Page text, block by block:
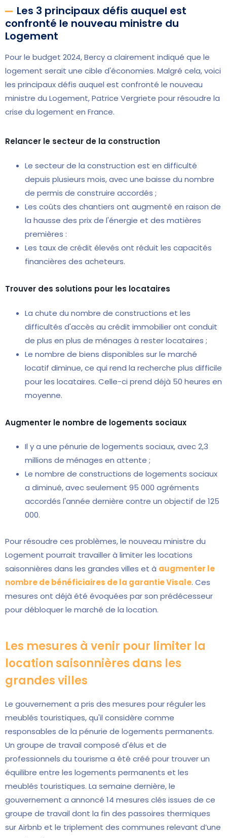
Les 3 principaux défis auquel est
confronté le nouveau ministre du
Logement
Pour le budget 2024, Bercy a clairement indiqué que le
logement serait une cible d'économies. Malgré cela, voici
les principaux défis auquel est confronté le nouveau
ministre du Logement, Patrice Vergriete pour résoudre la
crise du logement en France.
Relancer le secteur de la construction
Le secteur de la construction est en difficulté
depuis plusieurs mois, avec une baisse du nombre
de permis de construire accordés ;
Les coûts des chantiers ont augmenté en raison de
la hausse des prix de l'énergie et des matières
premières :
Les taux de crédit élevés ont réduit les capacités
financières des acheteurs.
Trouver des solutions pour les locataires
La chute du nombre de constructions et les
difficultés d'accès au crédit immobilier ont conduit
de plus en plus de ménages à rester locataires ;
Le nombre de biens disponibles sur le marché
locatif diminue, ce qui rend la recherche plus difficile
pour les locataires. Celle-ci prend déjà 50 heures en
moyenne.
Augmenter le nombre de logements sociaux
Il y a une pénurie de logements sociaux, avec 2,3
millions de ménages en attente ;
Le nombre de constructions de logements sociaux
a diminué, avec seulement 95 000 agréments
accordés l'année dernière contre un objectif de 125
000.
Pour résoudre ces problèmes, le nouveau ministre du
Logement pourrait travailler à limiter les locations
saisonnières dans les grandes villes et à augmenter le
nombre de bénéficiaires de la garantie Visale. Ces
mesures ont déjà été évoquées par son prédécesseur
pour débloquer le marché de la location.
Les mesures à venir pour limiter la
location saisonnières dans les
grandes villes
Le gouvernement a pris des mesures pour réguler les
meublés touristiques, qu'il considère comme
responsables de la pénurie de logements permanents.
Un groupe de travail composé d'élus et de
professionnels du tourisme a été créé pour trouver un
équilibre entre les logements permanents et les
meublés touristiques. La semaine dernière, le
gouvernement a annoncé 14 mesures clés issues de ce
groupe de travail dont la fin des passoires thermiques
sur Airbnb et le triplement des communes relevant d’une